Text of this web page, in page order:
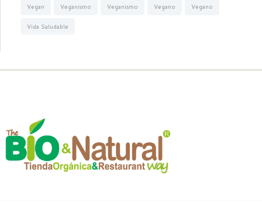
Vegan Veganismo Veganismo Vegano Vegano
Vida Saludable